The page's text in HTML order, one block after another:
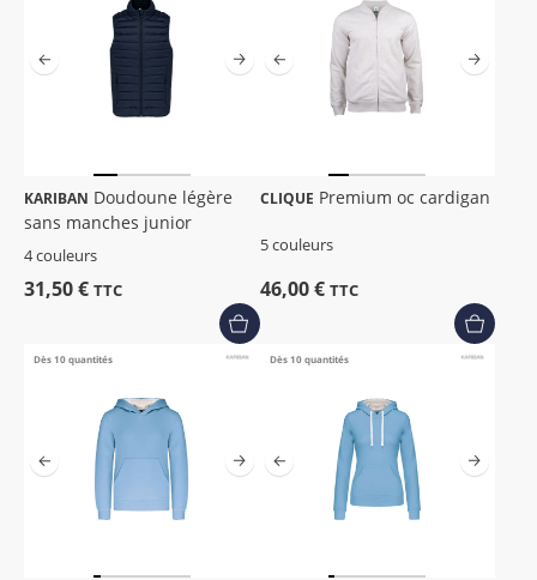
KARIBAN
sans manches junior
4 couleurs
31,50 € TTC
CLIQUE Premium oc cardigan
5 couleurs
46,00 € TTC
Dès 10 quantités Dès 10 quantités